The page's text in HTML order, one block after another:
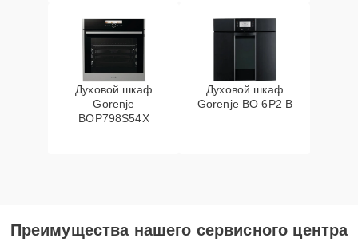
Духовой шкаф
Gorenje
BOP798S54X
Духовой шкаф
Gorenje BO 6P2 B
Преимущества нашего сервисного центра